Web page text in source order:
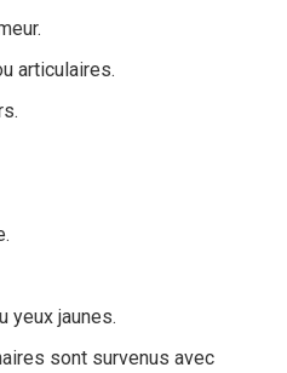
articulaires.
yeux jaunes.
sont survenus avec